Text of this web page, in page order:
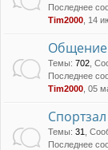
Последнее
Tim2000 , 14
Темы: 702
Последнее
Tim2000 , 05
Спортзал
Темы: 31
Последнее